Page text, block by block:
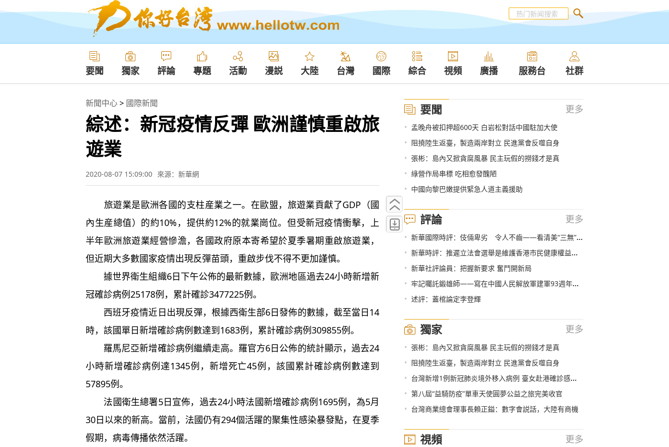
要聞 獨家 評論 專題 活動 漫説 大陸 台灣 國際 綜合 視頻 廣播 服務台 社群
新聞中心> 國際新聞
綜述：新冠疫情反彈 歐洲謹慎重啟旅
遊業
2020-08-07 15:09:00 來源：新華網
旅遊業是歐洲各國的支柱産業之一。在歐盟，旅遊業貢獻了GDP（國
內生産總值）的約10%，提供約12%的就業崗位。但受新冠疫情衝擊，上
半年歐洲旅遊業經營慘澹，各國政府原本寄希望於夏季暑期重啟旅遊業，
但近期大多數國家疫情出現反彈苗頭，重啟步伐不得不更加謹慎。
據世界衛生組織6日下午公佈的最新數據，歐洲地區過去24小時新增新
冠確診病例25178例，累計確診3477225例。
西班牙疫情近日出現反彈，根據西衛生部6日發佈的數據，截至當日14
時，該國單日新增確診病例數達到1683例，累計確診病例309855例。
羅馬尼亞新增確診病例繼續走高。羅官方6日公佈的統計顯示，過去24
小時新增確診病例達1345例，新增死亡45例，該國累計確診病例數達到
57895例。
法國衛生總署5日宣佈，過去24小時法國新增確診病例1695例，為5月
30日以來的新高。當前，法國仍有294個活躍的聚集性感染暴發點，在夏季
假期，病毒傳播依然活躍。
要聞 更多
• 孟晚舟被扣押超600天 白岩松對話中國駐加大使
• 阻撓陸生返臺，製造兩岸對立 民進黨會反噬自身
• 張彬：島內又掀貪腐風暴 民主玩假的撈錢才是真
• 綠營作局串標 吃相愈發醜陋
• 中國向黎巴嫩提供緊急人道主義援助
評論 更多
• 新華國際時評：伎倆卑劣 令人不齒——看清美“三無”政客真面目系列評論之二
• 新華時評：推遲立法會選舉是維護香港市民健康權益和社會整體利益的及時必要之舉
• 新華社評論員：把握新要求 奮鬥開新局
• 牢記囑託鍛雄師——寫在中國人民解放軍建軍93週年之際
• 述評：蓋棺論定李登輝
獨家 更多
• 張彬：島內又掀貪腐風暴 民主玩假的撈錢才是真
• 阻撓陸生返臺，製造兩岸對立 民進黨會反噬自身
• 台灣新增1例新冠肺炎境外移入病例 臺女赴港確診感染源成疑
• 第八屆“益騎防疫”單車天使圓夢公益之旅完美收官
• 台灣商業總會理事長賴正鎰：數字會説話，大陸有商機
視頻 更多